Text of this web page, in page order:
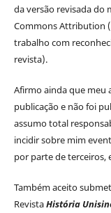
da versão revisada do
Commons Attribution
trabalho com
revista).
Afirmo ainda que meu
publicação e não foi
assumo total
incidir sobre mim
por parte de terceiros,
Também aceito
RevistaHistória